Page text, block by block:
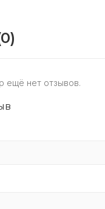
ещё нет отзывов.